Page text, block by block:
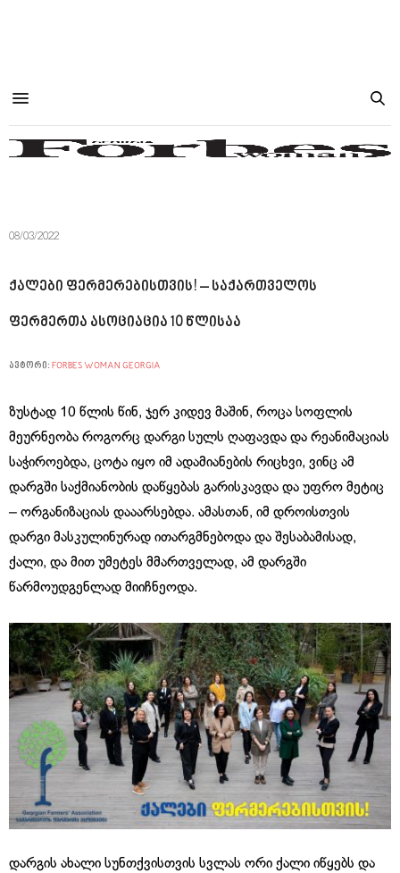
08/03/2022
ქალები ფერმერებისთვის! – საქართველოს
ფერმერთა ასოციაცია 10 წლისაა
ავტორი: FORBES WOMAN GEORGIA
ზუსტად 10 წლის წინ, ჯერ კიდევ მაშინ, როცა სოფლის
მეურნეობა როგორც დარგი სულს ღაფავდა და რეანიმაციას
საჭიროებდა, ცოტა იყო იმ ადამიანების რიცხვი, ვინც ამ
დარგში საქმიანობის დაწყებას გარისკავდა და უფრო მეტიც
– ორგანიზაციას დააარსებდა. ამასთან, იმ დროისთვის
დარგი მასკულინურად ითარგმნებოდა და შესაბამისად,
ქალი, და მით უმეტეს მმართველად, ამ დარგში
წარმოუდგენლად მიიჩნეოდა.
დარგის ახალი სუნთქვისთვის სვლას ორი ქალი იწყებს და